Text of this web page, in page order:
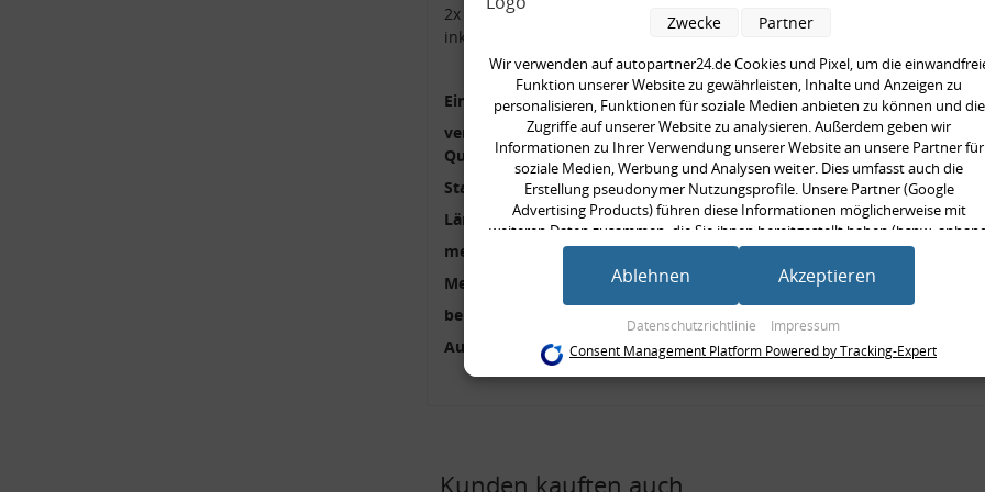
2x Koppelstange, verstärkt
inkl. Montagezubehör
Einbauseite:
Hinterachse links, Hinterachse
verstärkte Ausführung:
Qualität:
HPS standard
Stange/Strebe:
Koppelstange
Länge [mm]:
313 mm
mehrteilig:
zweiteilig
Mengeneinheit:
Satz
benötigte Stückzahl:
Außengewinde [mm]:
M12x1,75 mm
Kunden kauften auch
Wir verwenden auf autopartner24.de Cookies und Pixel, um die
Funktion unserer Website zu gewährleisten, Inhalte und Anzeigen zu
personalisieren, Funktionen für soziale Medien anbieten zu können und die
Zugriffe auf unserer Website zu analysieren. Außerdem geben wir
Informationen zu Ihrer Verwendung unserer Website an unsere Partner für
soziale Medien, Werbung und Analysen weiter. Dies umfasst auch die
Erstellung pseudonymer Nutzungsprofile. Unsere Partner (Google
Advertising Products) führen diese Informationen möglicherweise mit
weiteren Daten zusammen, die Sie ihnen bereitgestellt haben (bspw.
eines persönlichen Accounts) oder welche sie im Rahmen Ihrer Nutzung der
Dienste gesammelt haben (bspw. Nutzungsdaten anderer Geräte). Ihre
Einwilligung zur Nutzung von Cookies und Pixeln können Sie jederzeit
dort die entsprechenden Anpassungen vornehmen.
Zwecke der Datenverarbeitung durch unsere Partner:
Erstellung von Profilen zur Personalisierung von Inhalten
Datenschutzrichtlinie Impressum
Zwecke Partner
Ablehnen Akzeptieren
Consent Management Platform Powered by Tracking-Expert